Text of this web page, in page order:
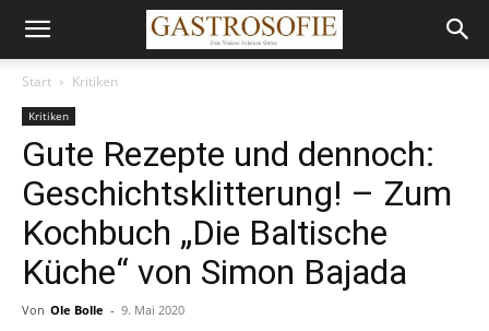
Start Kritiken
Kritiken
Gute Rezepte und dennoch:
Geschichtsklitterung! – Zum
Kochbuch „Die Baltische
Küche“ von Simon Bajada
Von Ole Bolle - 9. Mai 2020